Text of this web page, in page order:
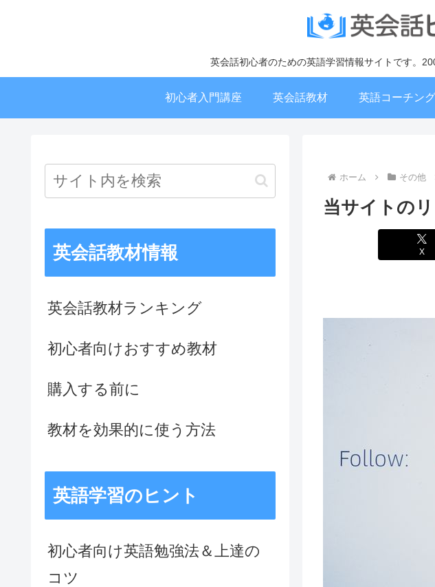
英会話初心者のための英語学習情報サイトです。
初心者入門講座 英会話教材 英語コーチング
ホーム その他
当サイトの
X
英会話教材情報
英会話教材ランキング
初心者向けおすすめ教材
購入する前に
教材を効果的に使う方法
英語学習のヒント
初心者向け英語勉強法＆上達の
コツ